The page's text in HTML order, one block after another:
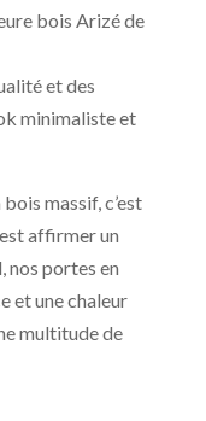
bois Arizé de
et des
minimaliste et
massif, c’est
affirmer un
nos portes en
et une chaleur
multitude de